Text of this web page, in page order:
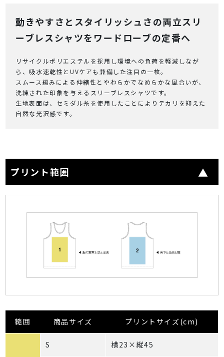
動きやすさとスタイリッシュさの両立スリ
ーブレスシャツをワードローブの定番へ
リサイクルポリエステルを採用し環境への負荷を軽減しなが
ら、吸水速乾性とUVケアも兼備した注目の一枚。
スムース編みによる伸縮性とやわらかでなめらかな風合いが、
洗練された印象を与えるスリーブレスシャツです。
生地表面は、セミダル糸を使用したことによりテカリを抑えた
自然な光沢感です。
プリント範囲
範囲 商品サイズ プリントサイズ(cm)
S 横23×縦45